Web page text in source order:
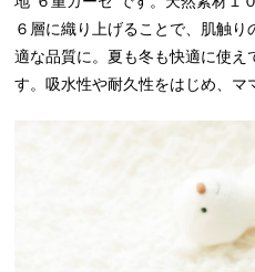
６層に織り上げることで、肌触
適な品質に。夏も冬も快適に使え
す。吸水性や耐久性をはじめ、マ